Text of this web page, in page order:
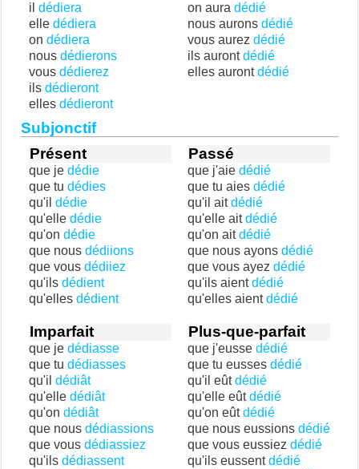
il dédiera
elle dédiera
on dédiera
nous dédierons
vous dédierez
ils dédieront
elles dédieront
on aura dédié
nous aurons dédié
vous aurez dédié
ils aurontdédié
elles aurontdédié
Subjonctif
Présent
que je dédie
que tu dédies
qu'il dédie
qu'elle dédie
qu'on dédie
que nous dédiions
que vous dédiiez
qu'ils dédient
qu'elles dédient
Passé
que j'aie dédié
que tu aies dédié
qu'il aitdédié
qu'elle aitdédié
qu'on aitdédié
que nous ayons dédié
que vous ayez dédié
qu'ils aientdédié
qu'elles aientdédié
Imparfait
que je dédiasse
que tu dédiasses
qu'il dédiât
qu'elle dédiât
qu'on dédiât
que nous dédiassions
que vous dédiassiez
qu'ils dédiassent
Plus-que-parfait
que j'eusse dédié
que tu eusses dédié
qu'il eûtdédié
qu'elle eûtdédié
qu'on eûtdédié
que nous eussions dédié
que vous eussiez dédié
qu'ils eussentdédié